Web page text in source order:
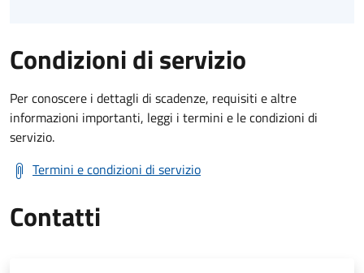
Condizioni di servizio
Per conoscere i dettagli di scadenze, requisiti e altre
informazioni importanti, leggi i termini e le condizioni di
servizio.
Termini e condizioni di servizio
Contatti